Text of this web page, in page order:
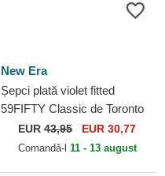
New Era
Șepci plată violet fitted
59FIFTY Classic de Toronto
Raptors NBA de New Era
EUR 43,95 EUR 30,77
Comandă-l 11 - 13 august